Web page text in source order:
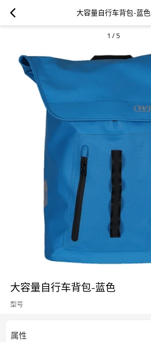
大容量自行车背包-蓝色
1 / 5
大容量自行车背包-蓝色
型号
属性